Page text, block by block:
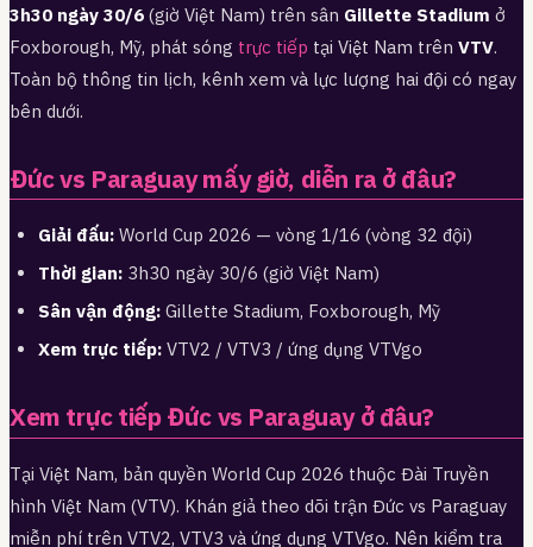
3h30 ngày 30/6 (giờ Việt Nam) trên sân Gillette Stadium ở
Foxborough, Mỹ, phát sóng trực tiếp tại Việt Nam trên VTV.
Toàn bộ thông tin lịch, kênh xem và lực lượng hai đội có ngay
bên dưới.
Đức vs Paraguay mấy giờ, diễn ra ở đâu?
Giải đấu: World Cup 2026 — vòng 1/16 (vòng 32 đội)
Thời gian: 3h30 ngày 30/6 (giờ Việt Nam)
Sân vận động: Gillette Stadium, Foxborough, Mỹ
Xem trực tiếp: VTV2 / VTV3 / ứng dụng VTVgo
Xem trực tiếp Đức vs Paraguay ở đâu?
Tại Việt Nam, bản quyền World Cup 2026 thuộc Đài Truyền
hình Việt Nam (VTV). Khán giả theo dõi trận Đức vs Paraguay
miễn phí trên VTV2, VTV3 và ứng dụng VTVgo. Nên kiểm tra